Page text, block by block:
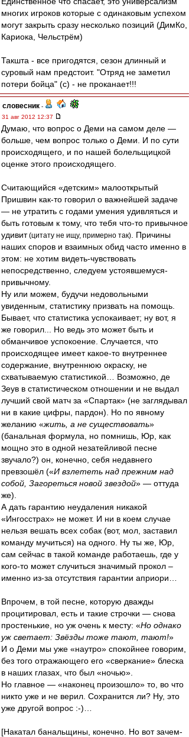
многих игроков которые с одинаковым успехом
могут закрыть сразу несколько позиций (ДимКо,
Кариока, Чельстрём)
Такшта - все пригодятся, сезон длинный и
суровый нам предстоит. "Отряд не заметил
потери бойца" (с) - не проканает!!!
словесник -
31 авг 2012 12:37
Думаю, что вопрос о Деми на самом деле —
больше, чем вопрос только о Деми. И по сути
происходящего, и по нашей болельщицкой
оценке этого происходящего.
Считающийся «детским» малооткрытый
Пришвин как-то говорил о важнейшей задаче
— не утратить с годами умения удивляться и
быть готовым к тому, что тебя что-то привычное
удивит(цитату не ищу, примерно так) . Причины
наших споров и взаимных обид часто именно в
этом: не хотим видеть-чувствовать
непосредственно, следуем устоявшемуся-
привычному.
Ну или можем, будучи недовольными
увиденным, статистику призвать на помощь.
Бывает, что статистика успокаивает; ну вот, я
же говорил... Но ведь это может быть и
обманчивое успокоение. Случается, что
происходящее имеет какое-то внутреннее
содержание, внутреннюю окраску, не
схватываемую статистикой… Возможно, де
Зеув в статистическом отношении и не выдал
лучший свой матч за «Спартак» (не заглядывал
ни в какие цифры, пардон). Но по явному
желанию «жить, а не существовать»
(банальная формула, но помнишь, Юр, как
мощно это в одной незатейливой песне
звучало?) он, конечно, себя недавнего
превзошёл («И взлететь над прежним над
собой, Загореться новой звездой» — оттуда
же).
А дать гарантию неудаления никакой
«Ингосстрах» не может. И ни в коем случае
нельзя вешать всех собак (вот, мол, заставил
команду мучиться) на одного. Ну ты же, Юр,
сам сейчас в такой команде работаешь, где у
кого-то может случиться значимый прокол –
именно из-за отсутствия гарантии априори…
Впрочем, в той песне, которую дважды
процитировал, есть и такие строчки — снова
простенькие, но уж очень к месту: «Но однако
уж светает: Звёзды тоже тают, тают!»
И о Деми мы уже «наутро» спокойнее говорим,
без того отражающего его «сверкание» блеска
в наших глазах, что был «ночью».
Но главное — «наконец произошло» то, во что
никто уже и не верил. Сохранится ли? Ну, это
уже другой вопрос :-)…
[Накатал банальщины, конечно. Но вот зачем-